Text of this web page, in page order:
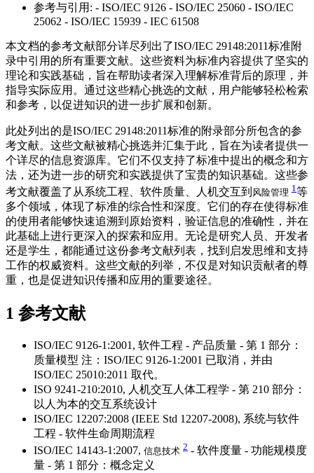
参考与引用: - ISO/IEC 9126 - ISO/IEC 25060 - ISO/IEC
25062 - ISO/IEC 15939 - IEC 61508
本文档的参考文献部分详尽列出了ISO/IEC 29148:2011标准附
录中引用的所有重要文献。这些资料为标准内容提供了坚实的
理论和实践基础，旨在帮助读者深入理解标准背后的原理，并
指导实际应用。通过这些精心挑选的文献，用户能够轻松检索
和参考，以促进知识的进一步扩展和创新。
此处列出的是ISO/IEC 29148:2011标准的附录部分所包含的参
考文献。这些文献被精心挑选并汇集于此，旨在为读者提供一
个详尽的信息资源库。它们不仅支持了标准中提出的概念和方
法，还为进一步的研究和实践提供了宝贵的知识基础。这些参
考文献覆盖了从系统工程、软件质量、人机交互到 风险管理 1 等
多个领域，体现了标准的综合性和深度。它们的存在使得标准
的使用者能够快速追溯到原始资料，验证信息的准确性，并在
此基础上进行更深入的探索和应用。无论是研究人员、开发者
还是学生，都能通过这份参考文献列表，找到启发思维和支持
工作的权威资料。这些文献的列举，不仅是对知识贡献者的尊
重，也是促进知识传播和应用的重要途径。
1 参考文献
ISO/IEC 9126-1:2001, 软件工程 - 产品质量 - 第 1 部分：
质量模型 注：ISO/IEC 9126-1:2001 已取消，并由
ISO/IEC 25010:2011 取代。
ISO 9241-210:2010, 人机交互人体工程学 - 第 210 部分：
以人为本的交互系统设计
ISO/IEC 12207:2008 (IEEE Std 12207-2008), 系统与软件
工程 - 软件生命周期流程
ISO/IEC 14143-1:2007, 信息技术 2 - 软件度量 - 功能规模度
量 - 第 1 部分：概念定义